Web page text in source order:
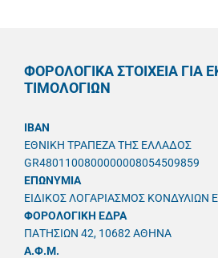
ΦΟΡΟΛΟΓΙΚΑ ΣΤΟΙΧΕΙΑ ΓΙΑ
ΤΙΜΟΛΟΓΙΩΝ
IBAN
ΕΘΝΙΚΗ ΤΡΑΠΕΖΑ ΤΗΣ ΕΛΛΑΔΟΣ
GR4801100800000008054509859
ΕΠΩΝΥΜΙΑ
ΕΙΔΙΚΟΣ ΛΟΓΑΡΙΑΣΜΟΣ ΚΟΝΔΥΛΙΩΝ
ΦΟΡΟΛΟΓΙΚΗ ΕΔΡΑ
ΠΑΤΗΣΙΩΝ 42, 10682 ΑΘΗΝΑ
A.Φ.Μ.